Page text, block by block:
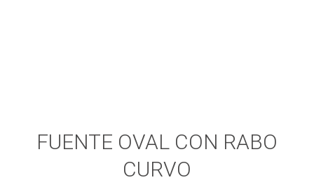
FUENTE OVAL CON RABO
CURVO